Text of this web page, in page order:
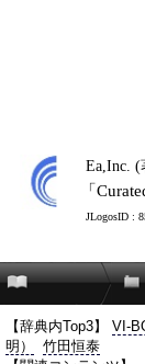
Ea,Inc. (
「
JLogosID :
【辞典内Top3】 VI-
明）
竹田恒泰